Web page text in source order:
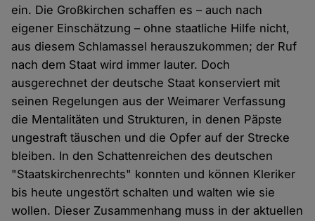
ein. Die Großkirchen schaffen es – auch nach
eigener Einschätzung – ohne staatliche Hilfe nicht,
aus diesem Schlamassel herauszukommen; der Ruf
nach dem Staat wird immer lauter. Doch
ausgerechnet der deutsche Staat konserviert mit
seinen Regelungen aus der Weimarer Verfassung
die Mentalitäten und Strukturen, in denen Päpste
ungestraft täuschen und die Opfer auf der Strecke
bleiben. In den Schattenreichen des deutschen
"Staatskirchenrechts" konnten und können Kleriker
bis heute ungestört schalten und walten wie sie
wollen. Dieser Zusammenhang muss in der aktuellen